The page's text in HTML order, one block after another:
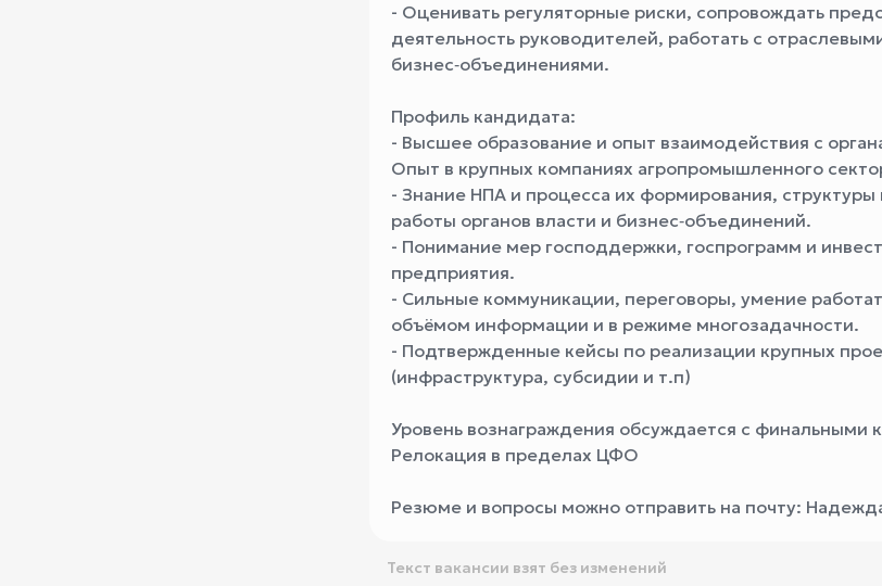
- Оценивать регуляторные риски, сопровождать
деятельность руководителей, работать с
бизнес‑объединениями.
Профиль кандидата:
- Высшее образование и опыт взаимодействия с
Опыт в крупных компаниях агропромышленного
- Знание НПА и процесса их формирования, структуры
работы органов власти и бизнес‑объединений.
- Понимание мер господдержки, госпрограмм и
предприятия.
- Сильные коммуникации, переговоры, умение
объёмом информации и в режиме многозадачности.
- Подтвержденные кейсы по реализации крупных
(инфраструктура, субсидии и т.п)
Уровень вознаграждения обсуждается с финальными
Релокация в пределах ЦФО
Резюме и вопросы можно отправить на почту:
Текст вакансии взят без изменений